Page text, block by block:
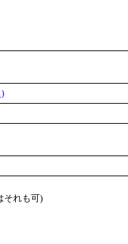
それも可)